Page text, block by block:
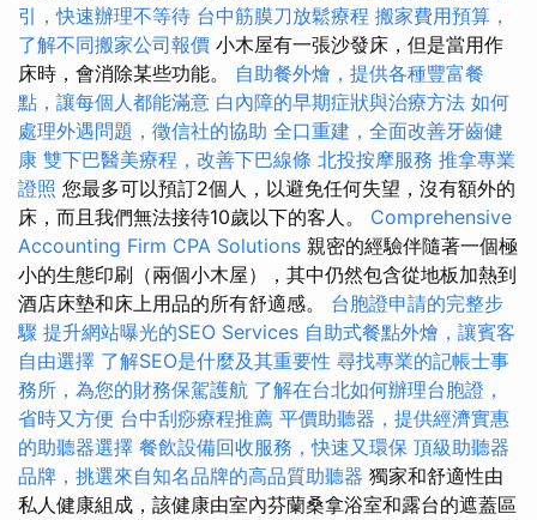
引，快速辦理不等待 台中筋膜刀放鬆療程 搬家費用預算，
了解不同搬家公司報價 小木屋有一張沙發床，但是當用作
床時，會消除某些功能。 自助餐外燴，提供各種豐富餐
點，讓每個人都能滿意 白內障的早期症狀與治療方法 如何
處理外遇問題，徵信社的協助 全口重建，全面改善牙齒健
康 雙下巴醫美療程，改善下巴線條 北投按摩服務 推拿專業
證照 您最多可以預訂2個人，以避免任何失望，沒有額外的
床，而且我們無法接待10歲以下的客人。 Comprehensive
Accounting Firm CPA Solutions 親密的經驗伴隨著一個極
小的生態印刷（兩個小木屋），其中仍然包含從地板加熱到
酒店床墊和床上用品的所有舒適感。 台胞證申請的完整步
驟 提升網站曝光的SEO Services 自助式餐點外燴，讓賓客
自由選擇 了解SEO是什麼及其重要性 尋找專業的記帳士事
務所，為您的財務保駕護航 了解在台北如何辦理台胞證，
省時又方便 台中刮痧療程推薦 平價助聽器，提供經濟實惠
的助聽器選擇 餐飲設備回收服務，快速又環保 頂級助聽器
品牌，挑選來自知名品牌的高品質助聽器 獨家和舒適性由
私人健康組成，該健康由室內芬蘭桑拿浴室和露台的遮蓋區